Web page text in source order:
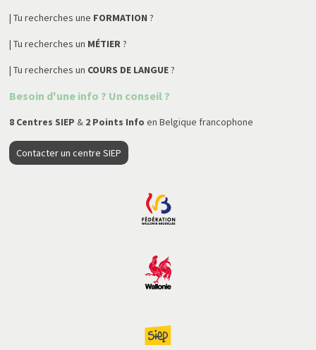
| Tu recherches une FORMATION ?
| Tu recherches un MÉTIER?
| Tu recherches un COURS DE LANGUE?
Besoin d'une info ? Un conseil ?
8 Centres SIEP & 2 Points Info en Belgique francophone
Contacter un centre SIEP